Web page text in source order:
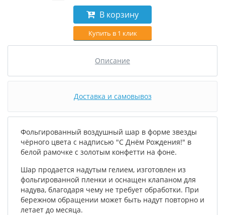
В корзину
Купить в 1 клик
Описание
Доставка и самовывоз
Фольгированный воздушный шар в форме звезды
чёрного цвета с надписью "С Днём Рождения!" в
белой рамочке с золотым конфетти на фоне.
Шар продается надутым гелием, изготовлен из
фольгированной пленки и оснащен клапаном для
надува, благодаря чему не требует обработки. При
бережном обращении может быть надут повторно и
летает до месяца.